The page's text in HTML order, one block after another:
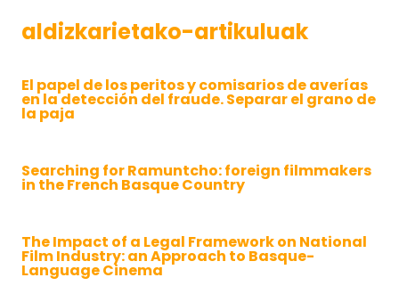
aldizkarietako-artikuluak
El papel de los peritos y comisarios de averías
en la detección del fraude. Separar el grano de
la paja
Searching for Ramuntcho: foreign filmmakers
in the French Basque Country
The Impact of a Legal Framework on National
Film Industry: an Approach to Basque-
Language Cinema